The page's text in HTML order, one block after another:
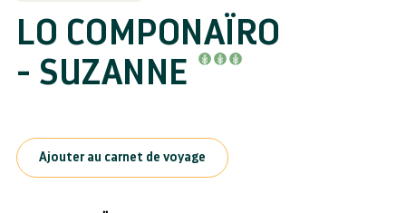
LO COMPONAÏRO
- SUZANNE
Ajouter au carnet de voyage